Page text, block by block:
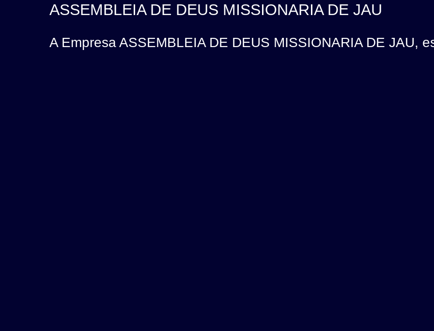
ASSEMBLEIA DE DEUS MISSIONARIA DE JAU
A Empresa ASSEMBLEIA DE DEUS MISSIONARIA DE JAU,